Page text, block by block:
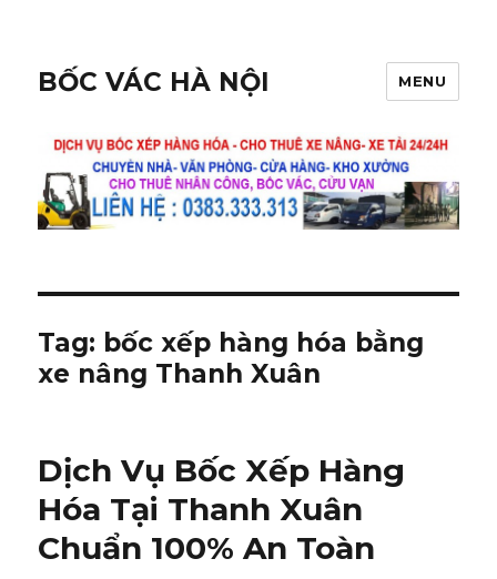
BỐC VÁC HÀ NỘI MENU
Tag: bốc xếp hàng hóa bằng
xe nâng Thanh Xuân
Dịch Vụ Bốc Xếp Hàng
Hóa Tại Thanh Xuân
Chuẩn 100% An Toàn